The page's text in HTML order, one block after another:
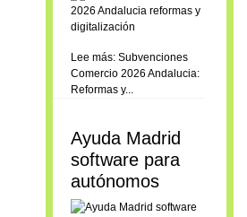
Lee más: Subvenciones
Comercio 2026 Andalucia:
Reformas y...
Ayuda Madrid
software para
autónomos